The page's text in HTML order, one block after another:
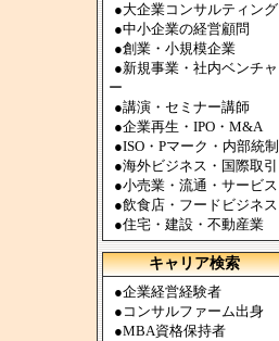
●大企業コンサルティング
●中小企業の経営顧問
●創業・小規模企業
●新規事業・社内ベンチャ
ー
●講演・セミナー講師
●企業再生・IPO・M&A
●ISO・Pマーク・内部統制
●海外ビジネス・国際取引
●小売業・流通・サービス
●飲食店・フードビジネス
●住宅・建設・不動産業
キャリア検索
●企業経営経験者
● コンサルファーム出身
●MBA資格保持者